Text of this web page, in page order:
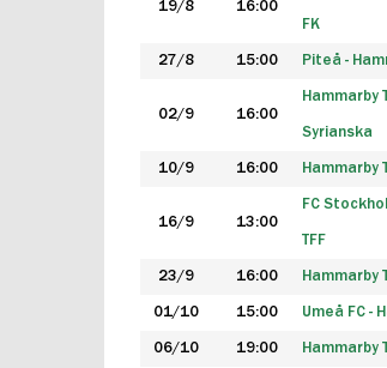
19/8 16:00
FK
27/8 15:00 Piteå -
02/9 16:00
Hammarby
Syrianska
10/9 16:00 Hammarby
16/9 13:00
FC
TFF
23/9 16:00 Hammarby
01/10 15:00 Umeå FC -
06/10 19:00 Hammarby